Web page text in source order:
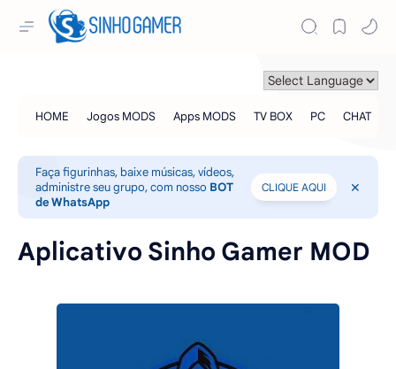
Faça figurinhas, baixe músicas, vídeos,
administre seu grupo, com nosso BOT
de WhatsApp
CLIQUE AQUI
Aplicativo Sinho Gamer MOD